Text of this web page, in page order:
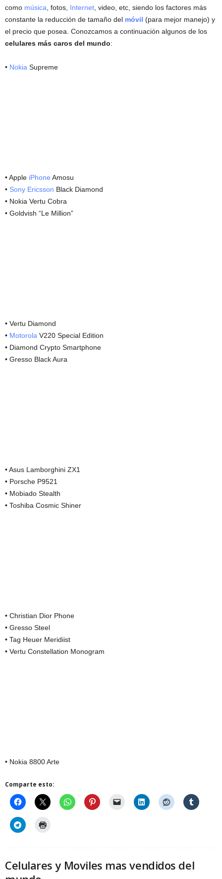
como música , fotos, Internet , video, etc, siendo los factores más
constante la reducción de tamaño del móvil (para mejor manejo) y
el precio que posea. Conozcamos a continuación algunos de los
celulares más caros del mundo:
• Nokia Supreme
• Apple iPhone Amosu
• Sony Ericsson Black Diamond
• Nokia Vertu Cobra
• Goldvish “Le Million”
• Vertu Diamond
• Motorola V220 Special Edition
• Diamond Crypto Smartphone
• Gresso Black Aura
• Asus Lamborghini ZX1
• Porsche P9521
• Mobiado Stealth
• Toshiba Cosmic Shiner
• Christian Dior Phone
• Gresso Steel
• Tag Heuer Meridiist
• Vertu Constellation Monogram
• Nokia 8800 Arte
Comparte esto:
Celulares y Moviles mas vendidos del